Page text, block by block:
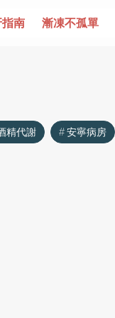
南 漸凍不孤單
精代謝 安寧病房